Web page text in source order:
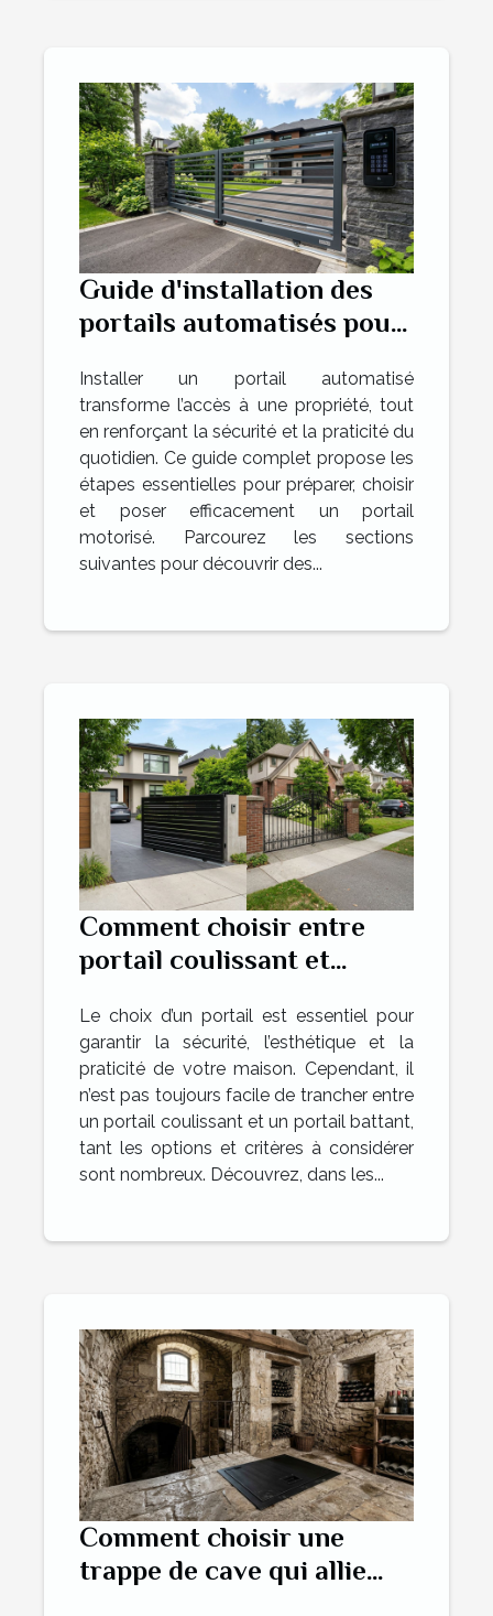
Guide d'installation des
portails automatisés pour
Installer un portail automatisé
transforme l’accès à une propriété, tout
en renforçant la sécurité et la praticité du
quotidien. Ce guide complet propose les
étapes essentielles pour préparer, choisir
et poser efficacement un portail
motorisé. Parcourez les sections
suivantes pour découvrir des...
Comment choisir entre
portail coulissant et
?
Le choix d’un portail est essentiel pour
garantir la sécurité, l’esthétique et la
praticité de votre maison. Cependant, il
n’est pas toujours facile de trancher entre
un portail coulissant et un portail battant,
tant les options et critères à considérer
sont nombreux. Découvrez, dans les...
Comment choisir une
trappe de cave qui allie